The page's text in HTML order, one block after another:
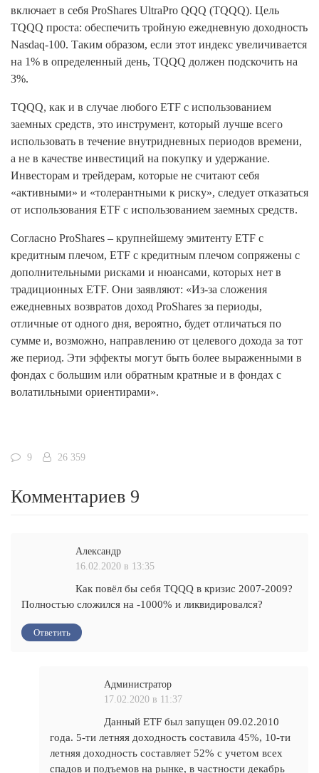
включает в себя ProShares UltraPro QQQ (TQQQ). Цель
TQQQ проста: обеспечить тройную ежедневную доходность
Nasdaq-100. Таким образом, если этот индекс увеличивается
на 1% в определенный день, TQQQ должен подскочить на
3%.
TQQQ, как и в случае любого ETF с использованием
заемных средств, это инструмент, который лучше всего
использовать в течение внутридневных периодов времени,
а не в качестве инвестиций на покупку и удержание.
Инвесторам и трейдерам, которые не считают себя
«активными» и «толерантными к риску», следует отказаться
от использования ETF с использованием заемных средств.
Согласно ProShares – крупнейшему эмитенту ETF с
кредитным плечом, ETF с кредитным плечом сопряжены с
дополнительными рисками и нюансами, которых нет в
традиционных ETF. Они заявляют: «Из-за сложения
ежедневных возвратов доход ProShares за периоды,
отличные от одного дня, вероятно, будет отличаться по
сумме и, возможно, направлению от целевого дохода за тот
же период. Эти эффекты могут быть более выраженными в
фондах с большим или обратным кратные и в фондах с
волатильными ориентирами».
9 26 359
Комментариев 9
Александр
16.02.2020 в 13:35
Как повёл бы себя TQQQ в кризис 2007-2009?
Полностью сложился на -1000% и ликвидировался?
Ответить
Администратор
17.02.2020 в 11:37
Данный ETF был запущен 09.02.2010
года. 5-ти летняя доходность составила 45%, 10-ти
летняя доходность составляет 52% с учетом всех
спадов и подъемов на рынке, в частности декабрь